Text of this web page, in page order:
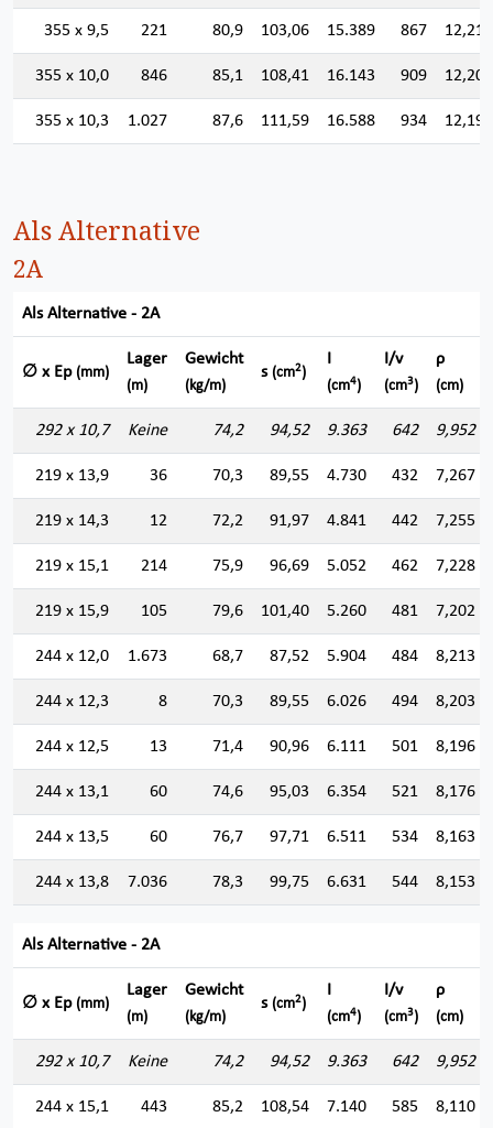
355 x 9,5 221 80,9 103,06 15.389 867 12,219
355 x 10,0 846 85,1 108,41 16.143 909 12,202
355 x 10,3 1.027 87,6 111,59 16.588 934 12,192
Als Alternative
2A
Als Alternative - 2A
∅ x Ep (mm)
Lager
(m)
Gewicht
(kg/m)
s (cm2)
I
(cm4)
I/v
(cm3)
ρ
(cm)
292 x 10,7 Keine 74,2 94,52 9.363 642 9,952
219 x 13,9 36 70,3 89,55 4.730 432 7,267
219 x 14,3 12 72,2 91,97 4.841 442 7,255
219 x 15,1 214 75,9 96,69 5.052 462 7,228
219 x 15,9 105 79,6 101,40 5.260 481 7,202
244 x 12,0 1.673 68,7 87,52 5.904 484 8,213
244 x 12,3 8 70,3 89,55 6.026 494 8,203
244 x 12,5 13 71,4 90,96 6.111 501 8,196
244 x 13,1 60 74,6 95,03 6.354 521 8,176
244 x 13,5 60 76,7 97,71 6.511 534 8,163
244 x 13,8 7.036 78,3 99,75 6.631 544 8,153
Als Alternative - 2A
∅ x Ep (mm)
Lager
(m)
Gewicht
(kg/m)
s (cm2)
I
(cm4)
I/v
(cm3)
ρ
(cm)
292 x 10,7 Keine 74,2 94,52 9.363 642 9,952
244 x 15,1 443 85,2 108,54 7.140 585 8,110